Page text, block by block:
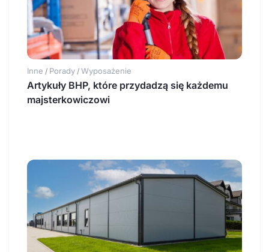
Inne / Porady / Wyposażenie
Artykuły BHP, które przydadzą się każdemu
majsterkowiczowi